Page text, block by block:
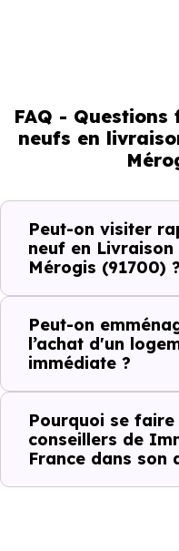
Livraison
pouvez
Avec un
logement
Fleury-Mérogis (91700)
concrète. Le logement
le projet peut avancer
Dans la pratique, voici
Action Ce
Visiter Vous
Comparer Vous
FAQ -
neufs en
Peut-on visiter
neuf en
Mérogis (91700) ?
Peut-on
l’achat d'un
immédiate ?
Pourquoi se
conseillers de
France dans son